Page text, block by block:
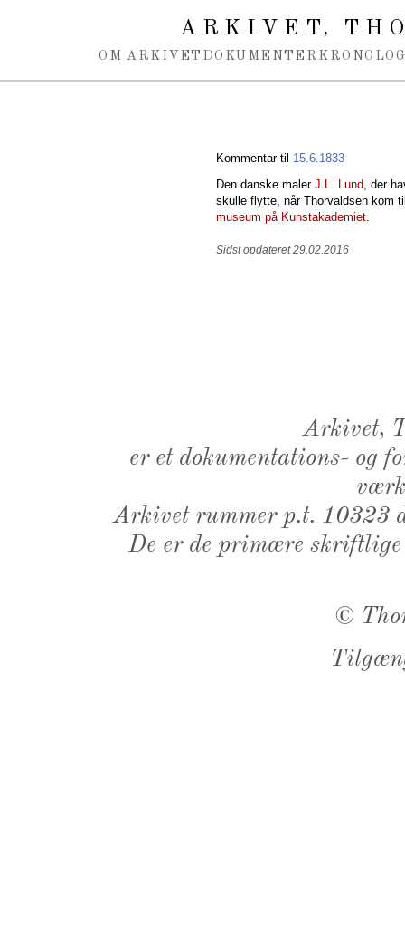
ARKIVET,
OM ARKIVET DOKUMENTER
Kommentar til 15.6.1833
Den danske maler J.L. Lund, der
skulle flytte, når Thorvaldsen kom
museum på Kunstakademiet.
Sidst opdateret 29.02.2016
Arkivet,
er et dokumentations- og
Arkivet rummer p.t. 10323
De er de primære
©